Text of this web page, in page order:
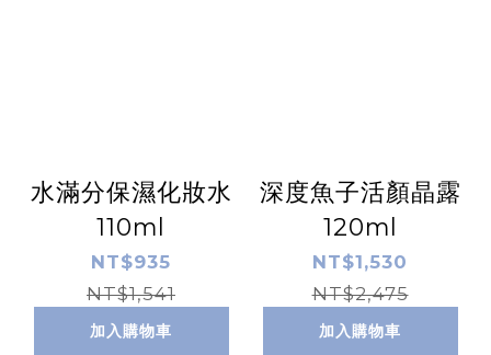
水滿分保濕化妝水
110ml
NT$935
NT$1,541
加入購物車
深度魚子活顏晶露
120ml
NT$1,530
NT$2,475
加入購物車